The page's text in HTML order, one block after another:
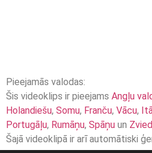
Pieejamās valodas:
Šis videoklips ir pieejams Angļu
Holandiešu, Somu, Franču, Vācu,
Portugāļu, Rumāņu, Spāņu un
Šajā videoklipā ir arī automātiski